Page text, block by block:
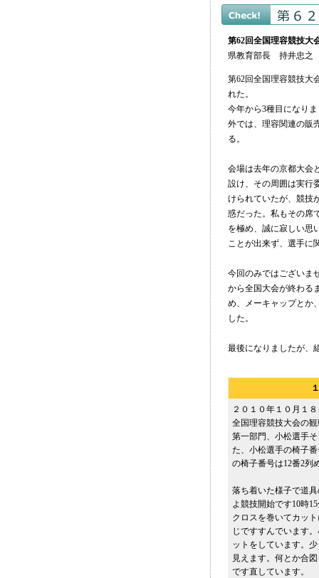
第62回全国理容競技大
県教育部長 持井忠之
第62回全国理容競技大
れた。
今年から3種目になり
外では、理容関連の販
る。
会場は去年の京都大会
設け、その周囲は実行
けられていたが、競技
惑だった。私もその席
を極め、誠に寂しい思
ことが出来ず、選手に
今回のみではございま
から全国大会が終わる
め、メーキャップとか
した。
最後になりましたが、
２０１０年１０月１
全国理容競技大会の
第一部門、小松選手
た、小松選手の椅子
の椅子番号は12番2列
落ち着いた様子で道
よ競技開始です10時
クロスを巻いてカッ
じですすんでいます
ットをしています。
見えます。何とか合
です直しています。